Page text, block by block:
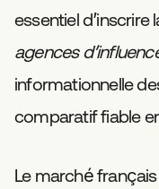
essentiel d’inscrire
agences
informationnelle
comparatif fiable
Le marché